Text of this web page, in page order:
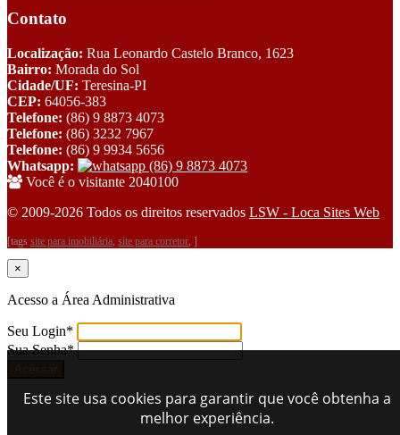
Contato
Localização: Rua Leonardo Castelo Branco, 1623
Bairro: Morada do Sol
Cidade/UF: Teresina-PI
CEP: 64056-383
Telefone: (86) 9 8873 4073
Telefone: (86) 3232 7967
Telefone: (86) 9 9934 5656
Whatsapp:
(86) 9 8873 4073
Você é o visitante 2040100
© 2009-2026 Todos os direitos reservados LSW - Loca Sites Web
[tags site para imobiliária, site para corretor, ]
×
Acesso a Área Administrativa
Seu Login*
Sua Senha*
Este site usa cookies para garantir que você obtenha a
melhor experiência.